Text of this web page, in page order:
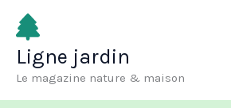
Aller
contenu
Ligne jardin
Le magazine nature & maison